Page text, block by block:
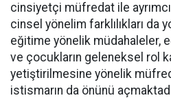
cinsiyetçi müfredat ile
cinsel yönelim farklılıkları da
eğitime yönelik müdahaleler,
ve çocukların geleneksel rol
yetiştirilmesine yönelik
istismarın da önünü